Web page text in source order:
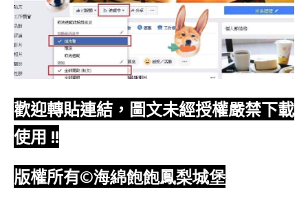
歡迎轉貼連結，圖文未經授權嚴禁下載
使用 !!
版權所有©海綿飽飽鳳梨城堡